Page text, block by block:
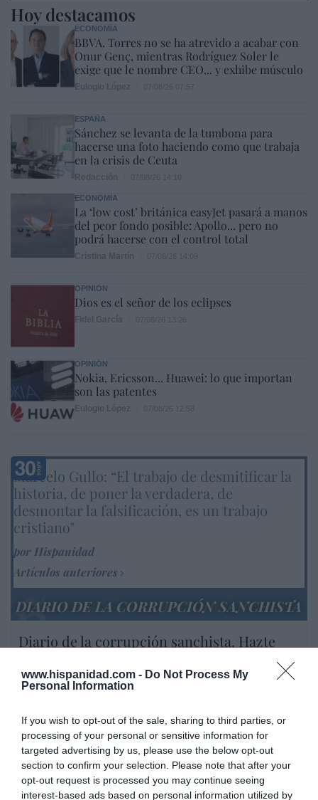
www.hispanidad.com - Do Not Process My
Personal Information
If you wish to opt-out of the sale, sharing to third parties, or
processing of your personal or sensitive information for
targeted advertising by us, please use the below opt-out
section to confirm your selection. Please note that after your
opt-out request is processed you may continue seeing
interest-based ads based on personal information utilized by
Hoy destacamos
ECONOMÍA
BBVA. Torres no se ha atrevido a acabar con
Onur Genç, mientras Rodríguez Soler le
exige que le nombre CEO... y exhibe músculo
ESPAÑA
Sánchez se levanta de la tumbona para
hacerse una foto haciendo como que trabaja
en la crisis de Ceuta
ECONOMÍA
La ‘low cost’ británica easyJet pasará a manos
del peor fondo posible: Apollo... pero no
podrá hacerse con el control total
OPINIÓN
Dios es el señor de los eclipses
OPINIÓN
Nokia, Ericsson... Huawei: lo que importan
son las patentes
Marcelo Gullo: “El trabajo de desmitificar la
historia, de poner la verdadera, de
desmontar la falsificación, es un trabajo
cristiano"
por Hispanidad
Artículos anteriores
DIARIO DE LA CORRUPCIÓN SANCHISTA
Diario de la corrupción sanchista. Hazte
“Pedro Sánchez es un criminal”
Artículos anteriores
Opinión
Enormes minucias